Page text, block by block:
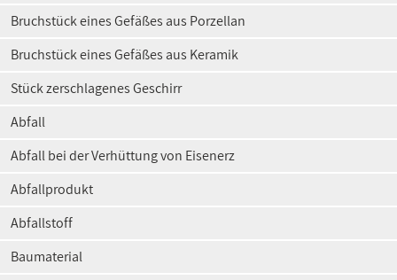
Bruchstück eines Gefäßes aus Porzellan
Bruchstück eines Gefäßes aus Keramik
Stück zerschlagenes Geschirr
Abfall
Abfall bei der Verhüttung von Eisenerz
Abfallprodukt
Abfallstoff
Baumaterial